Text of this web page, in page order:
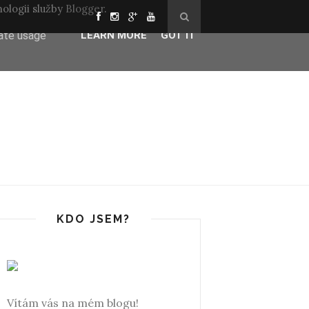
služby Blogger.
KDO JSEM?
Vítám vás na mém blogu!
agent
usage
LEARN MORE GOT IT